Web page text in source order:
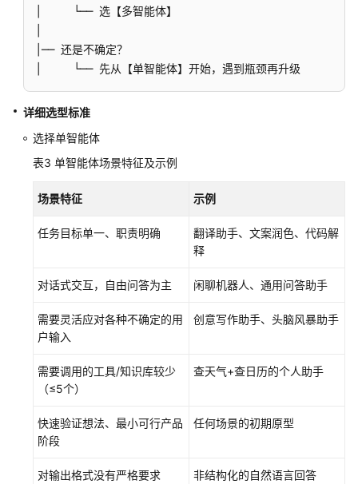
考
产
语
责
任
担
务
级
协
（SLA）
皮
书
源
│     └── 选【多智能体】
│── 还是不确定？
│     └── 先从【单智能体】开始，遇到瓶颈再升级
详细选型标准
选择单智能体
表3 单智能体场景特征及示例
场景特征 示例
任务目标单一、职责明确
翻译助手、文案润色、代码解
释
对话式交互，自由问答为主 闲聊机器人、通用问答助手
需要灵活应对各种不确定的用
户输入
创意写作助手、头脑风暴助手
需要调用的工具/知识库较少
（≤5个）
查天气+查日历的个人助手
快速验证想法、最小可行产品
阶段
任何场景的初期原型
对输出格式没有严格要求 非结构化的自然语言回答